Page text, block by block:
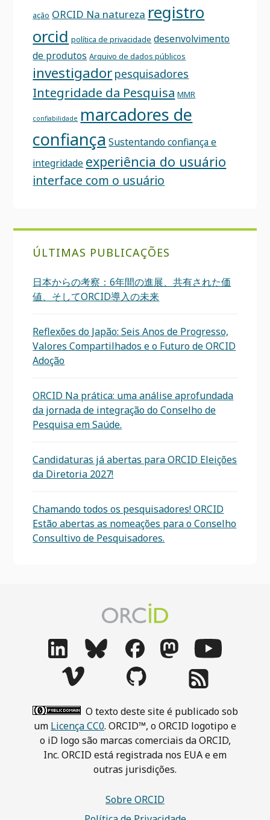
ação ORCID Na natureza registro
orcid política de privacidade desenvolvimento
de produtos Arquivo de dados públicos
investigador pesquisadores
Integridade da Pesquisa MMR
confiabilidade marcadores de
confiança Sustentando confiança e
integridade experiência do usuário
interface com o usuário
ÚLTIMAS PUBLICAÇÕES
日本からの考察：6年間の進展、共有された価
値、そしてORCID導入の未来
Reflexões do Japão: Seis Anos de Progresso,
Valores Compartilhados e o Futuro de ORCID
Adoção
ORCID Na prática: uma análise aprofundada
da jornada de integração do Conselho de
Pesquisa em Saúde.
Candidaturas já abertas para ORCID Eleições
da Diretoria 2027!
Chamando todos os pesquisadores! ORCID
Estão abertas as nomeações para o Conselho
Consultivo de Pesquisadores.
O texto deste site é publicado sob
um Licença CC0. ORCID™, o ORCID logotipo e
o iD logo são marcas comerciais da ORCID,
Inc. ORCID está registrada nos EUA e em
outras jurisdições.
Sobre ORCID